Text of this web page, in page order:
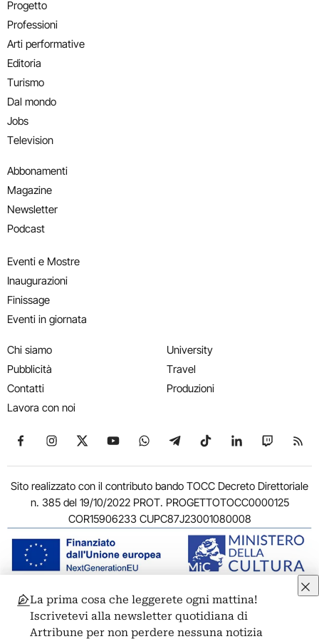
Progetto
Professioni
Arti performative
Editoria
Turismo
Dal mondo
Jobs
Television
Abbonamenti
Magazine
Newsletter
Podcast
Eventi e Mostre
Inaugurazioni
Finissage
Eventi in giornata
Chi siamo
Pubblicità
Contatti
Lavora con noi
University
Travel
Produzioni
Seguici su Facebook
Seguici su Instagram
Seguici su X
Seguici su YouTube
Seguici su WhatsApp
Seguici su Telegram
Seguici su TikTok
Seguici su
Seguici
Sito realizzato con il contributo bando TOCC Decreto Direttoriale
n. 385 del 19/10/2022 PROT. PROGETTOTOCC0000125
COR15906233 CUPC87J23001080008
© 2011-2026 ARTRIBUNE srl – Corso Vittorio Emanuele II, 287 –
00186 Roma - P.I. 11381581005
La prima cosa che leggerete ogni mattina!
Iscrivetevi alla newsletter quotidiana di
Artribune per non perdere nessuna notizia